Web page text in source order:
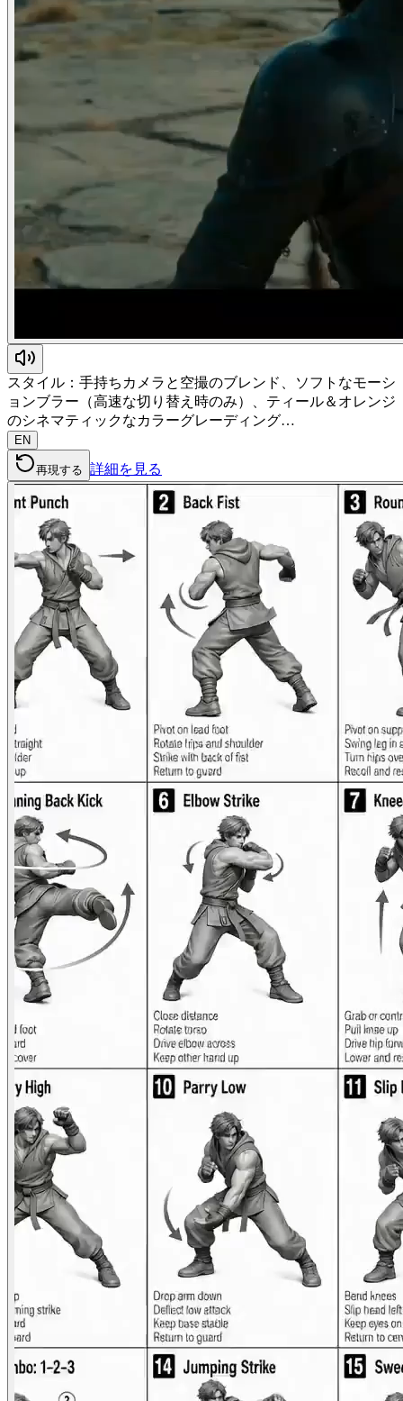
スタイル：手持ちカメラと空撮のブレンド、ソフトなモーシ
ョンブラー（高速な切り替え時のみ）、ティール＆オレンジ
のシネマティックなカラーグレーディング…
EN
再現する 詳細を見る